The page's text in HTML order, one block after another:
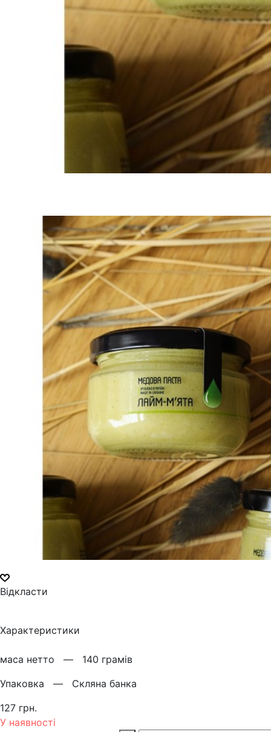
Відкласти
Характеристики
маса нетто — 140 грамів
Упаковка — Скляна банка
127 грн.
У наявності